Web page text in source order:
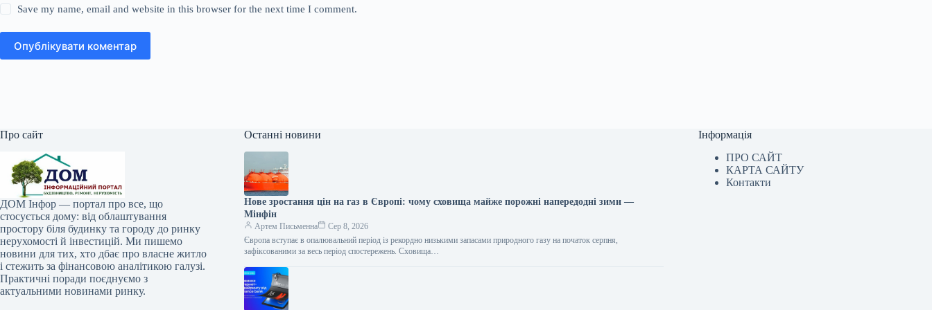
Save my name, email and website in this browser for the next time I comment.
Опублікувати коментар
Про сайт
ДОМ Інфор — портал про все, що
стосується дому: від облаштування
простору біля будинку та городу до ринку
нерухомості й інвестицій. Ми пишемо
новини для тих, хто дбає про власне житло
і стежить за фінансовою аналітикою галузі.
Практичні поради поєднуємо з
актуальними новинами ринку.
Останні новини
Нове зростання цін на газ в Європі: чому сховища майже порожні напередодні зими —
Мінфін
Артем Письменна
Сер 8, 2026
Європа вступає в опалювальний період із рекордно низькими запасами природного газу на початок серпня,
зафіксованими за весь період спостережень. Сховища…
Інформація
ПРО САЙТ
КАРТА САЙТУ
Контакти